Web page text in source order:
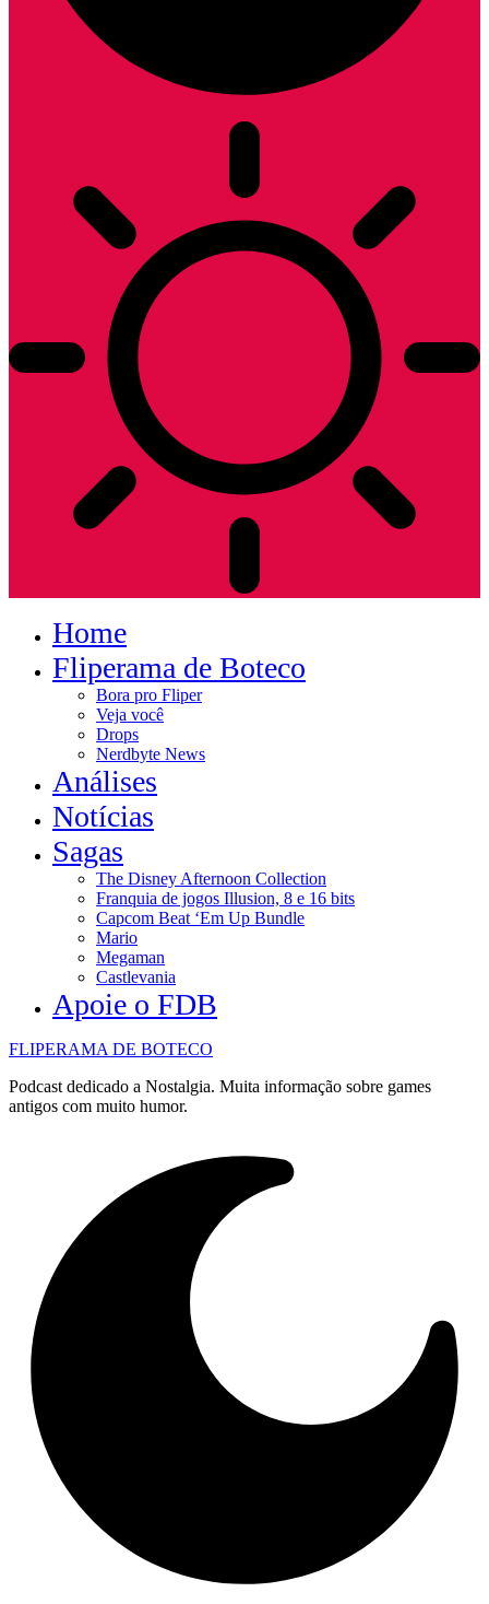
Home
Fliperama de Boteco
Bora pro Fliper
Veja você
Drops
Nerdbyte News
Análises
Notícias
Sagas
The Disney Afternoon Collection
Franquia de jogos Illusion, 8 e 16 bits
Capcom Beat ‘Em Up Bundle
Mario
Megaman
Castlevania
Apoie o FDB
FLIPERAMA DE BOTECO
Podcast dedicado a Nostalgia. Muita informação sobre games
antigos com muito humor.